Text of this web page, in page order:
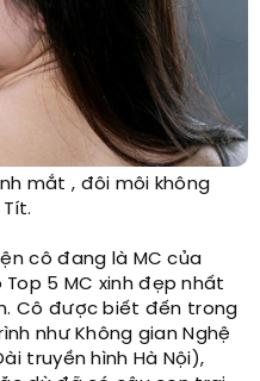
mắt , đôi môi không
cô đang là MC của
5 MC xinh đẹp nhất
Cô được biết đến trong
như Không gian Nghệ
truyền hình Hà Nội),